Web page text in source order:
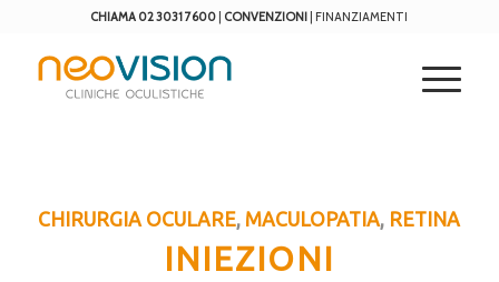
CHIAMA 02 3031 7600 CONVENZIONI FINANZIAMENTI
CHIRURGIA OCULARE, MACULOPATIA, RETINA
INIEZIONI